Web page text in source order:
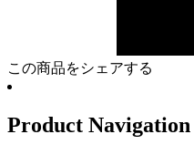
この商品をシェアする
Product Navigation